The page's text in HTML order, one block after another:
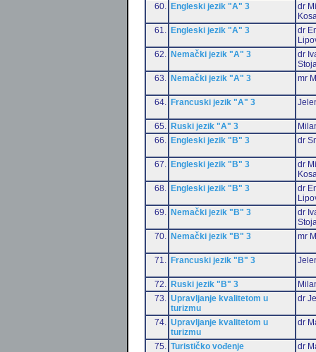
60. Engleski jezik "A" 3
dr
61.
Engleski jezik "A" 3
dr
62.
Nemački jezik "A" 3
dr
63.
Nemački jezik "A" 3 mr
64. Francuski jezik "A" 3
65. Ruski jezik "A" 3
66.
Engleski jezik "B" 3 dr
67. Engleski jezik "B" 3
dr
68.
Engleski jezik "B" 3
dr
69.
Nemački jezik "B" 3
dr
70.
Nemački jezik "B" 3 mr
71. Francuski jezik "B" 3
72. Ruski jezik "B" 3
73.
Upravljanje kvalitetom u
turizmu
dr
74.
Upravljanje kvalitetom u
turizmu
dr
75. Turističko vođenje
dr